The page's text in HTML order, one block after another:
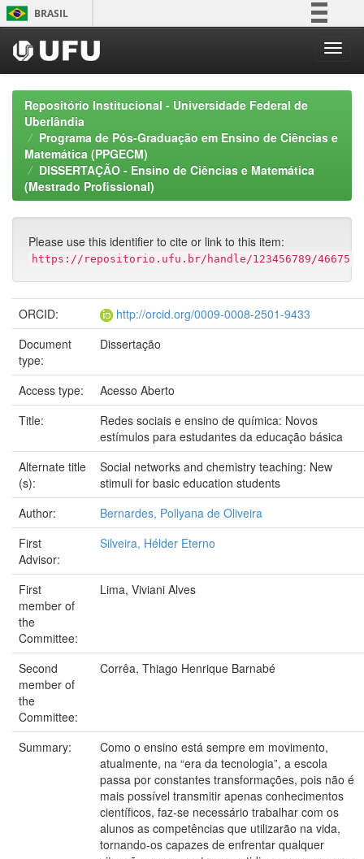
Skip
navigation
BRASIL
Participe
Acesso à informação
Legislação
Repositório Institucional - Universidade Federal de
Uberlândia
Programa de Pós-Graduação em Ensino de Ciências e
Matemática (PPGECM)
DISSERTAÇÃO - Ensino de Ciências e Matemática
(Mestrado Profissional)
Please use this identifier to cite or link to this item:
https://repositorio.ufu.br/handle/123456789/46675
ORCID:
http://orcid.org/0009-0008-2501-9433
Document
type:
Dissertação
Access type:
Acesso Aberto
Title:
Redes sociais e ensino de química: Novos
estímulos para estudantes da educação básica
Alternate title
(s):
Social networks and chemistry teaching: New
stimuli for basic education students
Author:
Bernardes, Pollyana de Oliveira
First
Advisor:
Silveira, Hélder Eterno
First
member of
the
Committee:
Lima, Viviani Alves
Second
member of
the
Committee:
Corrêa, Thiago Henrique Barnabé
Summary:
Como o ensino está sempre em movimento,
atualmente, na “era da tecnologia”, a escola
passa por constantes transformações, pois não é
mais possível transmitir apenas conhecimentos
científicos, faz-se necessário trabalhar com os
alunos as competências que utilizarão na vida,
tornando-os capazes de enfrentar qualquer